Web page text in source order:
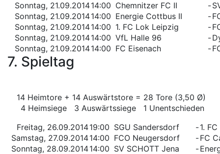
Sonntag, 21.09.201414:00 Chemnitzer FC II -
Sonntag, 21.09.201414:00 Energie Cottbus II -
Sonntag, 21.09.201414:00 1. FC Lok Leipzig -
Sonntag, 21.09.201414:00 VfL Halle 96 -
Sonntag, 21.09.201414:00 FC Eisenach -
7. Spieltag
14 Heimtore + 14 Auswärtstore = 28 Tore (3,50 Ø)
4 Heimsiege 3 Auswärtssiege 1 Unentschieden
Freitag, 26.09.201419:00 SGU Sandersdorf -1.
Samstag, 27.09.201414:00 FCO Neugersdorf -FC
Sonntag, 28.09.201414:00 SV SCHOTT Jena -